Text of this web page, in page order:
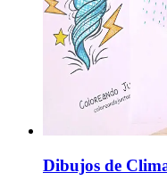
Dibujos de